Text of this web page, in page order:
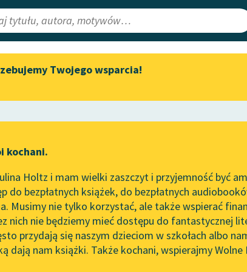
Lektury
redakcyjne
Aktualności
„Prokurator Alicja Horn” do
literatury skandynawskiej
Spotkanie z Katarzyną Tunkiel
w Oslo
102. lata temu zmarł Joseph
Conrad
Mapa
API
OAI-PMH
Widget
Twojego wsparcia!
kochani.
Holtz i mam wielki zaszczyt i przyjemność być
do bezpłatnych książek, do bezpłatnych
Musimy nie tylko korzystać, ale także wspierać
nich nie będziemy mieć dostępu do fantastycznej
przydają się naszym dzieciom w szkołach albo
dają nam książki. Także kochani, wspierajmy Wolne
✖ John Stuart Mill✖